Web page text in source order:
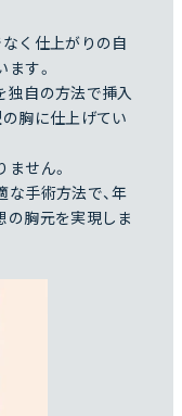
く仕上がりの自
す。
独自の方法で挿入
胸に仕上げてい
せん。
手術方法で、年
の胸元を実現しま